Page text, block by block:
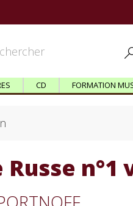
CD FORMATION
n°1